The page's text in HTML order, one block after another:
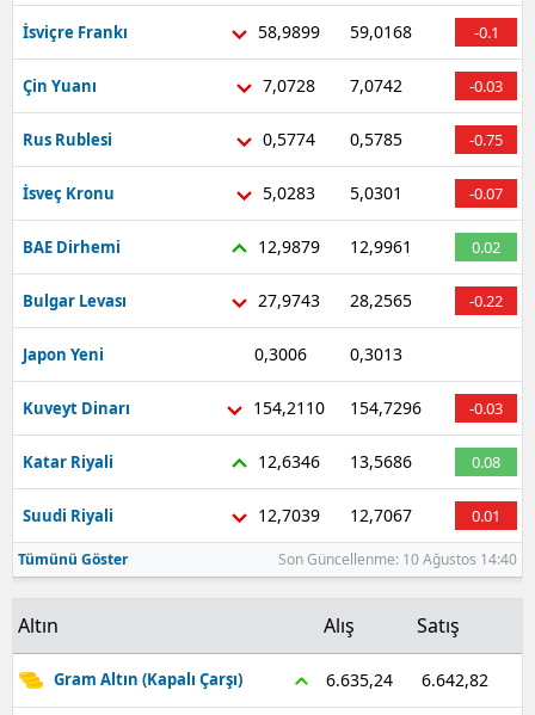
İsviçre Frankı 58,9899 59,0168 -0.1
Çin Yuanı 7,0728 7,0742 -0.03
Rus Rublesi 0,5774 0,5785 -0.75
İsveç Kronu 5,0283 5,0301 -0.07
BAE Dirhemi 12,9879 12,9961 0.02
Bulgar Levası 27,9743 28,2565 -0.22
Japon Yeni 0,3006 0,3013
Kuveyt Dinarı 154,2110 154,7296 -0.03
Katar Riyali 12,6346 13,5686 0.08
Suudi Riyali 12,7039 12,7067 0.01
Tümünü Göster Son Güncellenme: 10 Ağustos 14:40
Altın Alış Satış
Gram Altın (Kapalı Çarşı) 6.635,24 6.642,82